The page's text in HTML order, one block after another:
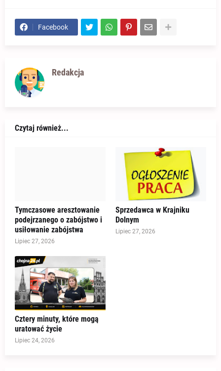
Facebook
Redakcja
Czytaj również...
Tymczasowe aresztowanie
podejrzanego o zabójstwo i
usiłowanie zabójstwa
Lipiec 27, 2026
Sprzedawca w Krajniku
Dolnym
Lipiec 27, 2026
Cztery minuty, które mogą
uratować życie
Lipiec 24, 2026